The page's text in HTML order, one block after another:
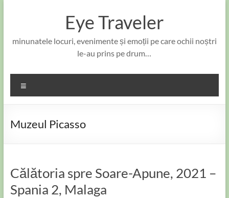
Eye Traveler
minunatele locuri, evenimente și emoții pe care ochii noștri
le-au prins pe drum…
Muzeul Picasso
Călătoria spre Soare-Apune, 2021 –
Spania 2, Malaga